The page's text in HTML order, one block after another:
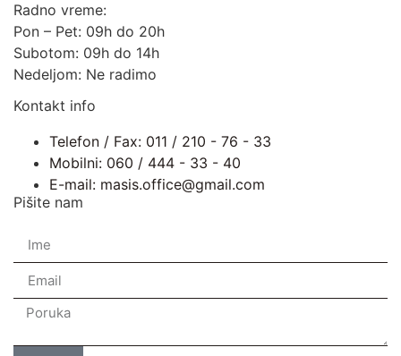
Radno vreme:
Pon – Pet: 09h do 20h
Subotom: 09h do 14h
Nedeljom: Ne radimo
Kontakt info
Telefon / Fax: 011 / 210 - 76 - 33
Mobilni: 060 / 444 - 33 - 40
E-mail: masis.office@gmail.com
Pišite nam